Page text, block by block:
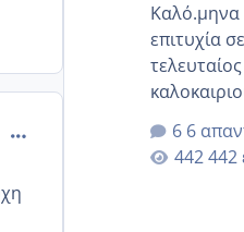
comment_552801
Καλό.μηνα
επιτυχία
όλες σας
έκπληξη 🧿
6
442